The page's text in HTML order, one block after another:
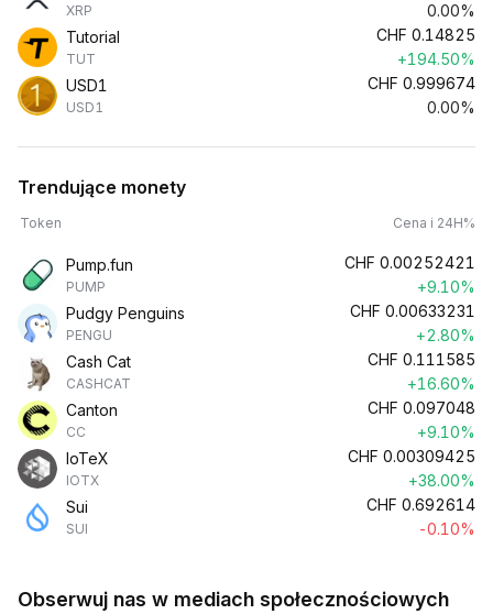
XRP
0.00%
Tutorial
TUT
CHF 0.14825
+194.50%
USD1
USD1
CHF 0.999674
0.00%
Trendujące monety
Token Cena i 24H%
Pump.fun
PUMP
CHF 0.00252421
+9.10%
Pudgy Penguins
PENGU
CHF 0.00633231
+2.80%
Cash Cat
CASHCAT
CHF 0.111585
+16.60%
Canton
CC
CHF 0.097048
+9.10%
IoTeX
IOTX
CHF 0.00309425
+38.00%
Sui
SUI
CHF 0.692614
-0.10%
Obserwuj nas w mediach społecznościowych